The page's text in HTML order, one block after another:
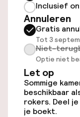
Lift
Kamers
Kamers
Inclusief
Annuleren
Gratis
Tot 3
Niet-
Optie niet
Let op
Sommige
beschikbaar
rokers. Deel
je boekt.